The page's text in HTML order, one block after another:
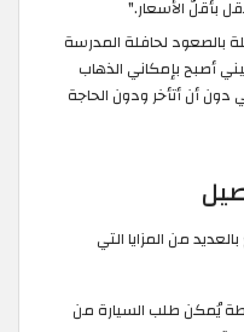
بأقلّ الأسعار."
بالصعود لحافلة المدرسة
أصبح بإمكاني الذهاب
أن أتأخر ودون الحاجة
من المزايا التي
يُمكن طلب السيارة من